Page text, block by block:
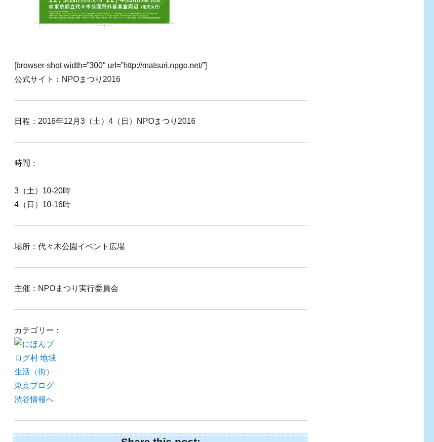
[browser-shot width=”300″ url=”http://matsuri.npgo.net/”]
公式サイト：NPOまつり2016
日程：2016年12月3（土）4（日）NPOまつり2016
時間：
3（土）10-20時
4（日）10-16時
場所：代々木公園イベント広場
主催：NPOまつり実行委員会
カテゴリー：